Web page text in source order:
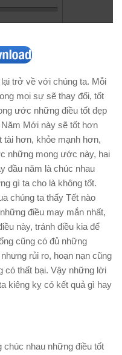
trở về với chúng ta. Mỗi
mọi sự sẽ thay đổi, tốt
ước những điều tốt đẹp
Mới này sẽ tốt hơn
tài hơn, khỏe mạnh hơn,
những mong ước này, hai
đầu năm là chúc nhau
gì ta cho là không tốt.
chúng ta thấy Tết nào
điều may mắn nhất,
này, tránh điều kia để
cũng có đủ những
rủi ro, hoạn nạn cũng
có thất bại. Vậy những lời
kiêng kỵ có kết quả gì hay
chúc nhau những điều tốt